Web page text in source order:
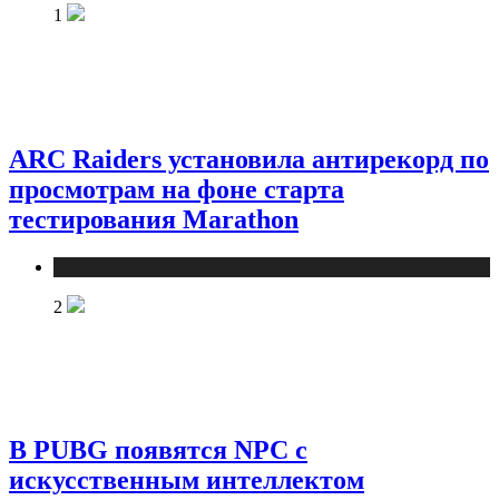
1
ARC Raiders установила антирекорд по
просмотрам на фоне старта
тестирования Marathon
2
В PUBG появятся NPC с
искусственным интеллектом